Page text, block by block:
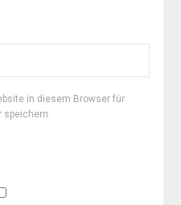
in diesem Browser für